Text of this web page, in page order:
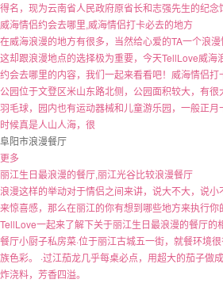
得名，现为云南省人民政府原省长和志强先生的纪
威海情侣约会去哪里,威海情侣打卡必去的地方
在威海浪漫的地方有很多，当然给心爱的TA一个浪
这却跟浪漫地点的选择极为重要，今天TellLove威海
约会去哪里的内容，我们一起来看看吧！威海情侣
公园位于文登区米山东路北侧，公园面积较大，有
羽毛球，园内也有运动器械和儿童游乐园，一般正
时候真是人山人海，很
阜阳市浪漫餐厅
更多
丽江生日最浪漫的餐厅,丽江光谷比较浪漫餐厅
浪漫这样的举动对于情侣之间来讲，说大不大，说
来惊喜感，那么在丽江的你有想到哪些地方来执行
TellLove一起来了解下关于丽江生日最浪漫的餐厅的
餐厅小厨子私房菜·位于丽江古城五一街，就餐环境
族色彩。 ·过江茄龙几乎每桌必点，用超大的茄子做
炸浇料，芳香四溢。